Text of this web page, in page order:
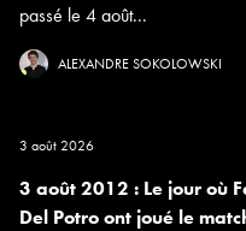
passé le 4 août...
ALEXANDRE SOKOLOWSKI
3 août 2026
3 août 2012 : Le jour où
Del Potro ont joué le